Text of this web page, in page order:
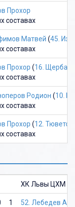
Прохор
составах
Матвей (45.
составах
Прохор (16.
составах
Родион (10.
составах
Прохор (12.
составах
ХК Львы ЦХМ
1 52. Лебедев